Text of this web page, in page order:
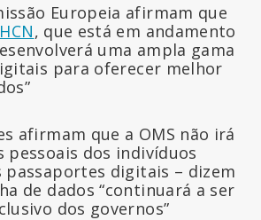
Europeia afirmam que
, que está em andamento
uma ampla gama
para oferecer melhor
afirmam que a OMS não irá
pessoais dos indivíduos
passaportes digitais – dizem
de dados “continuará a ser
dos governos”